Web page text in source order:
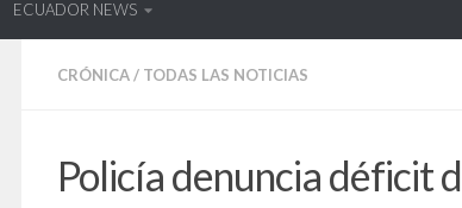
ECUADOR NEWS
CRÓNICA/ TODAS LAS NOTICIAS
Policía denuncia déficit